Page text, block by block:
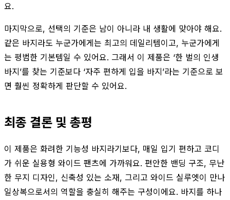
요.
마지막으로, 선택의 기준은 남이 아니라 내 생활에 맞아야 해요.
같은 바지라도 누군가에게는 최고의 데일리템이고, 누군가에게
는 평범한 기본템일 수 있어요. 그래서 이 제품은 ‘한 벌의 인생
바지’를 찾는 기준보다 ‘자주 편하게 입을 바지’라는 기준으로 보
면 훨씬 정확하게 판단할 수 있어요.
최종 결론 및 총평
이 제품은 화려한 기능성 바지라기보다, 매일 입기 편하고 코디
가 쉬운 실용형 와이드 팬츠에 가까워요. 편안한 밴딩 구조, 무난
한 무지 디자인, 신축성 있는 소재, 그리고 와이드 실루엣이 만나
일상복으로서의 역할을 충실히 해주는 구성이에요. 바지를 하나